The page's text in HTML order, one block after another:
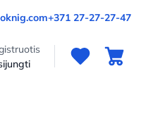
+371 27-27-27-47